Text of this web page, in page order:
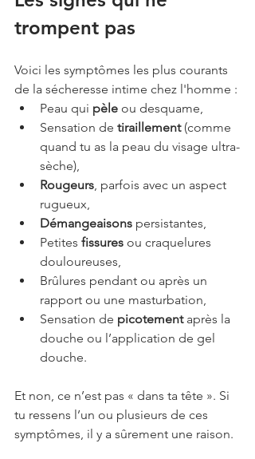
trompent pas
Voici les symptômes les plus courants
de la sécheresse intime chez l'homme :
Peau qui pèle ou desquame,
Sensation de tiraillement (comme
quand tu as la peau du visage ultra-
sèche),
Rougeurs, parfois avec un aspect
rugueux,
Démangeaisons persistantes,
Petites fissures ou craquelures
douloureuses,
Brûlures pendant ou après un
rapport ou une masturbation,
Sensation de picotement après la
douche ou l’application de gel
douche.
Et non, ce n’est pas « dans ta tête ». Si
tu ressens l’un ou plusieurs de ces
symptômes, il y a sûrement une raison.